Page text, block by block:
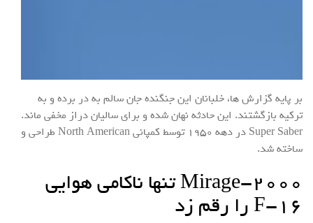
بر پایه گزارش ها، خلبانان این جنگنده جان سالم به در برده و به
ترکیه بازگشتند. این حادثه نهان شده و برای سالیان دراز مخفی ماند.
Super Saber در دهه ۱۹۵۰ توسط کمپانی North American طراحی و
ساخته شد.
Mirage-۲۰۰۰ تنها ناکامی هوایی
F-۱۶ را رقم زد